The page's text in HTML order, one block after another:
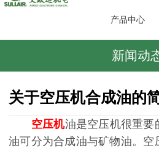
产品中心
新闻动
关于空压机合成油的
空压机油是空压机很重要
油可分为合成油与矿物油。空